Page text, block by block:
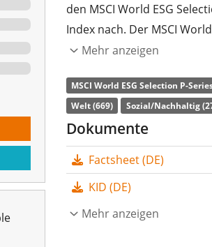
den MSCI World ESG
Index nach. Der MSCI
(EUR Hedged) Index bietet
Unternehmen
ihrem Sektor über ein
soziale Verantwortung und
Ausgangsindex ist der
Unternehmens ist auf 5%
MSCI World ESG Selection
Mehr anzeigen
MSCI World ESG Selection P-
Welt (669)
Sozial/Nachhaltig
Dokumente
Factsheet (DE)
KID (DE)
Mehr anzeigen